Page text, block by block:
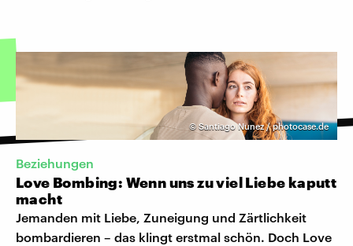
© Santiago Nunez / photocase.de
Beziehungen
Love Bombing: Wenn uns zu viel Liebe kaputt
macht
Jemanden mit Liebe, Zuneigung und Zärtlichkeit
bombardieren – das klingt erstmal schön. Doch Love